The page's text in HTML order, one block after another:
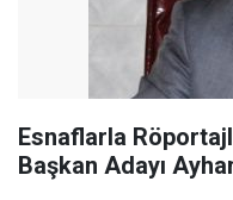
Esnaflarla
Başkan Adayı